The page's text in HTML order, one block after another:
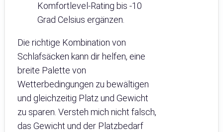
Komfortlevel-Rating bis -10
Grad Celsius ergänzen.
Die richtige Kombination von
Schlafsäcken kann dir helfen, eine
breite Palette von
Wetterbedingungen zu bewältigen
und gleichzeitig Platz und Gewicht
zu sparen. Versteh mich nicht falsch,
das Gewicht und der Platzbedarf